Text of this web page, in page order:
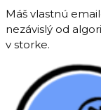
Máš vlastnú
nezávislý od
v storke.